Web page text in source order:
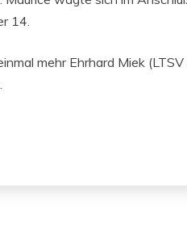
14.
mehr Ehrhard Miek